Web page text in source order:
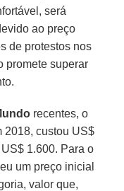
será
ao preço
de protestos nos
promete superar
recentes, o
2018, custou US$
1.600. Para o
um preço inicial
valor que,